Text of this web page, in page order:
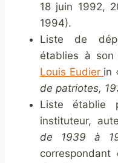
18 juin 1992,
1994).
Liste de
établies à
Louis Eudier in
de patriotes,
Liste établie
instituteur,
de 1939 à